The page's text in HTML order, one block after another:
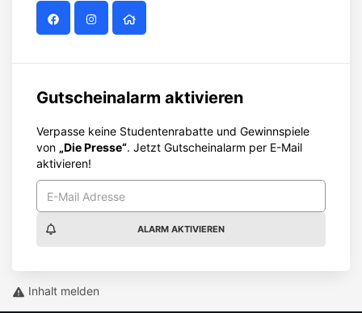
Gutscheinalarm aktivieren
Verpasse keine Studentenrabatte und Gewinnspiele
von „Die Presse“. Jetzt Gutscheinalarm per E-Mail
aktivieren!
ALARM AKTIVIEREN
Inhalt melden